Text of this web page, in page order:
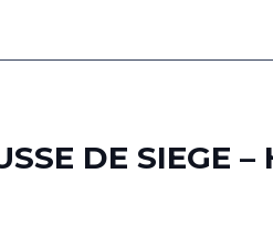
DE SIEGE